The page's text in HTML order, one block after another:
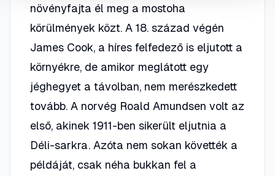
növényfajta él meg a mostoha
körülmények közt. A 18. század végén
James Cook, a híres felfedező is eljutott a
környékre, de amikor meglátott egy
jéghegyet a távolban, nem merészkedett
tovább. A norvég Roald Amundsen volt az
első, akinek 1911-ben sikerült eljutnia a
Déli-sarkra. Azóta nem sokan követték a
példáját, csak néha bukkan fel a